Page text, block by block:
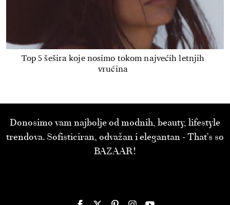
Top 5 šešira koje nosimo tokom najvećih letnjih
vrućina
Donosimo vam najbolje od modnih, beauty, lifestyle
trendova. Sofisticiran, odvažan i elegantan - That’s so
BAZAAR!